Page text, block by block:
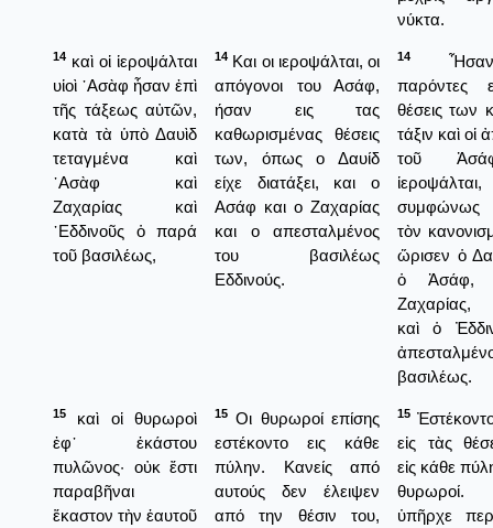
νύκτα.
14 καὶ οἱ ἱεροψάλται
υἱοὶ ᾿Ασὰφ ἦσαν ἐπὶ
τῆς τάξεως αὐτῶν,
κατὰ τὰ ὑπὸ Δαυὶδ
τεταγμένα καὶ
᾿Ασὰφ καὶ
Ζαχαρίας καὶ
᾿Εδδινοῦς ὁ παρά
τοῦ βασιλέως,
14 Και οι ιεροψάλται, οι
απόγονοι του Ασάφ,
ήσαν εις τας
καθωρισμένας θέσεις
των, όπως ο Δαυίδ
είχε διατάξει, και ο
Ασάφ και ο Ζαχαρίας
και ο απεσταλμένος
του βασιλέως
Εδδινούς.
14
παρόντες
θέσεις των
τάξιν καὶ οἱ
τοῦ
ἱεροψάλται,
τὸν
ὥρισεν ὁ
ὁ Ἀσάφ,
καὶ ὁ
βασιλέως.
15
καὶ οἱ θυρωροὶ
ἐφ᾿ ἑκάστου
πυλῶνος· οὐκ ἔστι
παραβῆναι
ἕκαστον τὴν ἑαυτοῦ
15 Οι θυρωροί επίσης
εστέκοντο εις κάθε
πύλην. Κανείς από
αυτούς δεν έλειψεν
από την θέσιν του,
15
εἰς τὰς
εἰς κάθε
ὑπῆρχε